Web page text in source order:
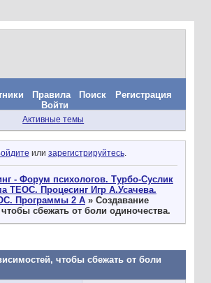
Правила Поиск
Регистрация
Войти
Активные темы
или зарегистрируйтесь.
- Форум психологов. Турбо-Суслик
ТЕОС. Процесинг Игр А.Усачева.
Программы 2 А » Создавание
сбежать от боли одиночества.
чтобы сбежать от боли